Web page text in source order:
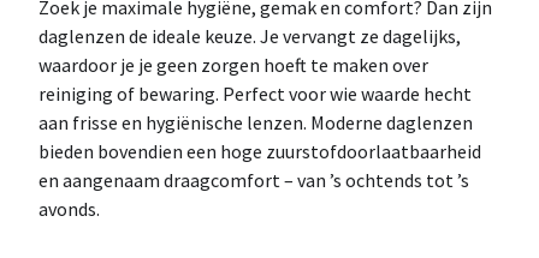
Zoek je maximale hygiëne, gemak en comfort? Dan zijn
daglenzen de ideale keuze. Je vervangt ze dagelijks,
waardoor je je geen zorgen hoeft te maken over
reiniging of bewaring. Perfect voor wie waarde hecht
aan frisse en hygiënische lenzen. Moderne daglenzen
bieden bovendien een hoge zuurstofdoorlaatbaarheid
en aangenaam draagcomfort – van ’s ochtends tot ’s
avonds.